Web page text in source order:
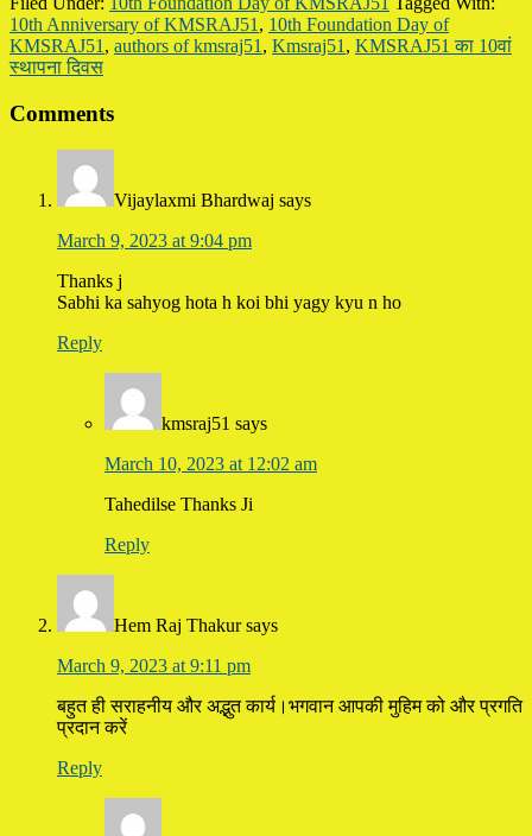
10th Anniversary of KMSRAJ51 , 10th Foundation Day of
KMSRAJ51 , authors of kmsraj51 , Kmsraj51 , KMSRAJ51 का 10वां
स्थापना दिवस
Reader
Interactions
Comments
Vijaylaxmi Bhardwaj says
March 9, 2023 at 9:04 pm
Thanks j
Sabhi ka sahyog hota h koi bhi yagy kyu n ho
Reply
kmsraj51 says
March 10, 2023 at 12:02 am
Tahedilse Thanks Ji
Reply
Hem Raj Thakur says
March 9, 2023 at 9:11 pm
बहुत ही सराहनीय और अद्भुत कार्य।भगवान आपकी मुहिम को और प्रगति
प्रदान करें
Reply